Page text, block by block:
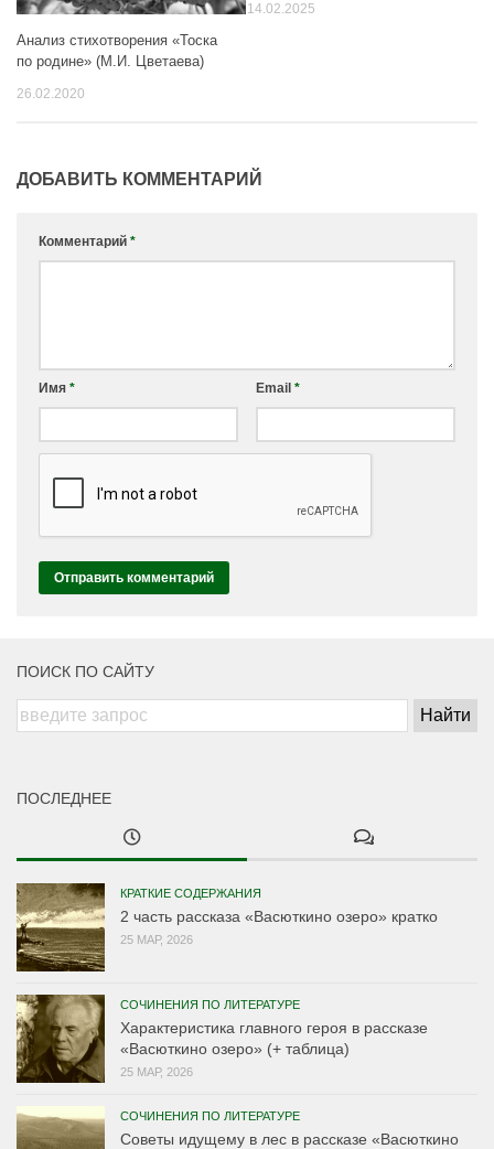
Анализ стихотворения «Тоска
по родине» (М.И. Цветаева)
26.02.2020
14.02.2025
ДОБАВИТЬ КОММЕНТАРИЙ
Комментарий *
Имя * Email *
ПОИСК ПО САЙТУ
ПОСЛЕДНЕЕ
КРАТКИЕ СОДЕРЖАНИЯ
2 часть рассказа «Васюткино озеро» кратко
25 МАР, 2026
СОЧИНЕНИЯ ПО ЛИТЕРАТУРЕ
Характеристика главного героя в рассказе
«Васюткино озеро» (+ таблица)
25 МАР, 2026
СОЧИНЕНИЯ ПО ЛИТЕРАТУРЕ
Советы идущему в лес в рассказе «Васюткино